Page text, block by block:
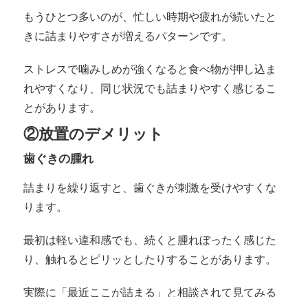
もうひとつ多いのが、忙しい時期や疲れが続いたと
きに詰まりやすさが増えるパターンです。
ストレスで噛みしめが強くなると食べ物が押し込ま
れやすくなり、同じ状況でも詰まりやすく感じるこ
とがあります。
②放置のデメリット
歯ぐきの腫れ
詰まりを繰り返すと、歯ぐきが刺激を受けやすくな
ります。
最初は軽い違和感でも、続くと腫れぼったく感じた
り、触れるとピリッとしたりすることがあります。
実際に「最近ここが詰まる」と相談されて見てみる